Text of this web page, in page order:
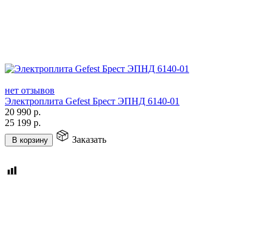
нет отзывов
Электроплита Gefest Брест ЭПНД 6140-01
20 990 р.
25 199 р.
В корзину Заказать